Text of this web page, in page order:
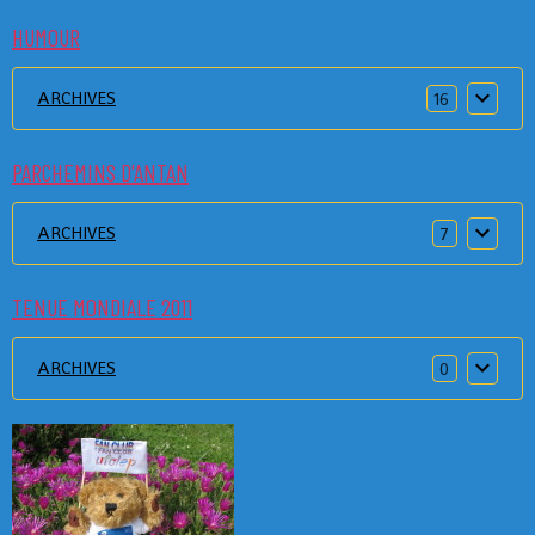
HUMOUR
ARCHIVES 16
PARCHEMINS D'ANTAN
ARCHIVES 7
TENUE MONDIALE 2011
ARCHIVES 0